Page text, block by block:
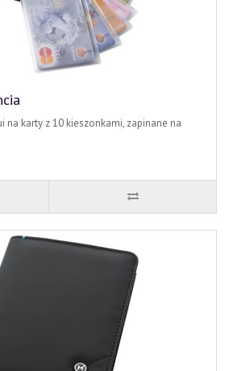
na karty z 10 kieszonkami, zapinane na